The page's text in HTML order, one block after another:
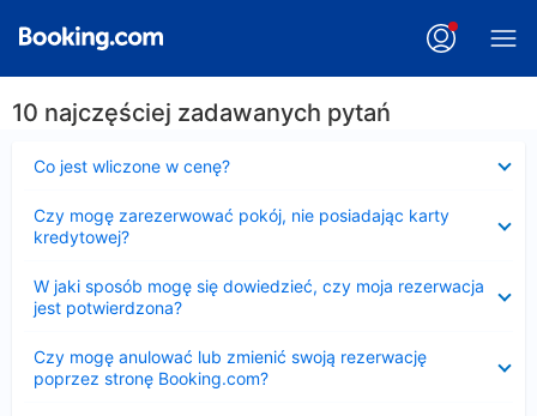
10 najczęściej zadawanych pytań
Co jest wliczone w cenę?
Czy mogę zarezerwować pokój, nie posiadając karty
kredytowej?
W jaki sposób mogę się dowiedzieć, czy moja rezerwacja
jest potwierdzona?
Czy mogę anulować lub zmienić swoją rezerwację
poprzez stronę Booking.com?